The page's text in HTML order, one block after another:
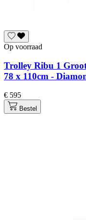
Op voorraad
Trolley Ribu 1
78 x 110cm -
€ 595
Bestel